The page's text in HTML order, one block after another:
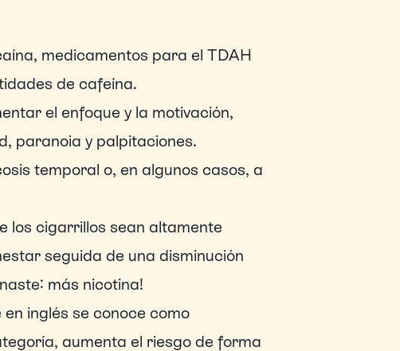
medicamentos para el TDAH
de cafeína.
el enfoque y la motivación,
paranoia y palpitaciones.
temporal o, en algunos casos, a
los cigarrillos sean altamente
seguida de una disminución
más nicotina!
inglés se conoce como
aumenta el riesgo de forma